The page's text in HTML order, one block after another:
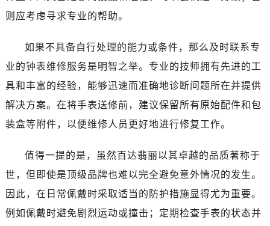
则应考虑寻求专业的帮助。
如果不具备自行处理的能力或条件，那么及时联系专
业的钟表维修服务是明智之举。专业的技师拥有先进的工
具和丰富的经验，能够迅速而准确地诊断问题所在并提供
解决方案。在将手表送修前，建议保留所有原始配件和包
装盒等附件，以便维修人员更好地进行修复工作。
值得一提的是，虽然百达翡丽以其卓越的品质著称于
世，但即使是顶级品牌也难以完全避免意外情况的发生。
因此，在日常佩戴时采取适当的防护措施显得尤为重要。
例如佩戴时避免剧烈运动或撞击；定期检查手表的状态并